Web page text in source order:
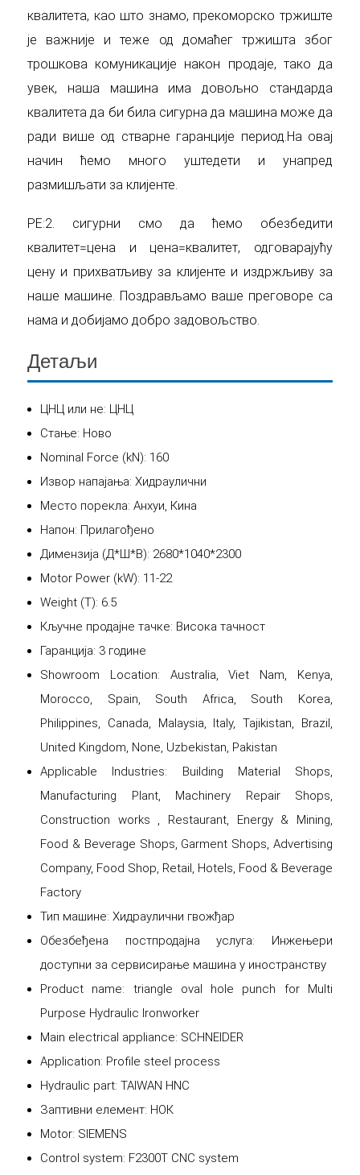
квалитета, као што знамо, прекоморско тржиште
је важније и теже од домаћег тржишта због
трошкова комуникације након продаје, тако да
увек, наша машина има довољно стандарда
квалитета да би била сигурна да машина може да
ради више од стварне гаранције период.На овај
начин ћемо много уштедети и унапред
размишљати за клијенте.
РЕ:2. сигурни смо да ћемо обезбедити
квалитет=цена и цена=квалитет, одговарајућу
цену и прихватљиву за клијенте и издржљиву за
наше машине. Поздрављамо ваше преговоре са
нама и добијамо добро задовољство.
Детаљи
ЦНЦ или не: ЦНЦ
Стање: Ново
Nominal Force (kN): 160
Извор напајања: Хидраулични
Место порекла: Анхуи, Кина
Напон: Прилагођено
Димензија (Д*Ш*В): 2680*1040*2300
Motor Power (kW): 11-22
Weight (T): 6.5
Кључне продајне тачке: Висока тачност
Гаранција: 3 године
Showroom Location: Australia, Viet Nam, Kenya,
Morocco, Spain, South Africa, South Korea,
Philippines, Canada, Malaysia, Italy, Tajikistan, Brazil,
United Kingdom, None, Uzbekistan, Pakistan
Applicable Industries: Building Material Shops,
Manufacturing Plant, Machinery Repair Shops,
Construction works , Restaurant, Energy & Mining,
Food & Beverage Shops, Garment Shops, Advertising
Company, Food Shop, Retail, Hotels, Food & Beverage
Factory
Тип машине: Хидраулични гвожђар
Обезбеђена постпродајна услуга: Инжењери
доступни за сервисирање машина у иностранству
Product name: triangle oval hole punch for Multi
Purpose Hydraulic Ironworker
Main electrical appliance: SCHNEIDER
Application: Profile steel process
Hydraulic part: TAIWAN HNC
Заптивни елемент: НОК
Motor: SIEMENS
Control system: F2300T CNC system